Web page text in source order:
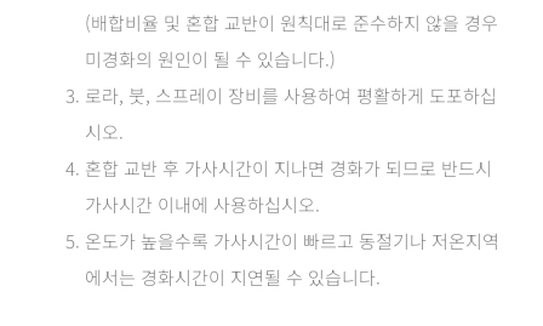
(배합비율 및 혼합 교반이 원칙대로 준수하지 않을 경우
미경화의 원인이 될 수 있습니다.)
로라, 붓, 스프레이 장비를 사용하여 평활하게 도포하십
시오.
혼합 교반 후 가사시간이 지나면 경화가 되므로 반드시
가사시간 이내에 사용하십시오.
온도가 높을수록 가사시간이 빠르고 동절기나 저온지역
에서는 경화시간이 지연될 수 있습니다.